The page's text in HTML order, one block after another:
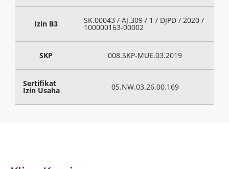
Izin B3 SK.00043 / AJ.309 / 1 / DJPD / 2020 /
100000163-00002
SKP 008.SKP-MUE.03.2019
Sertifikat
Izin Usaha 05.NW.03.26.00.169